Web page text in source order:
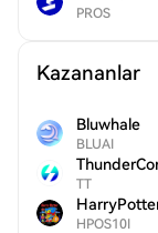
PROS
Kazananlar
Bluwhale
BLUAI
TT
HPOS10I